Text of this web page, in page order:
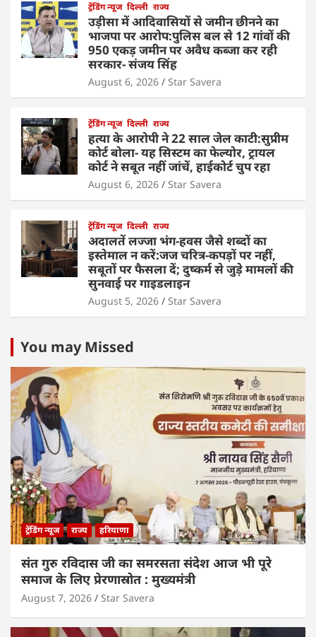
ट्रेंडिंग न्यूज दिल्ली राज्य
उड़ीसा में आदिवासियों से जमीन छीनने का
भाजपा पर आरोप:पुलिस बल से 12 गांवों की
950 एकड़ जमीन पर अवैध कब्जा कर रही
सरकार- संजय सिंह
August 6, 2026 Star Savera
ट्रेंडिंग न्यूज दिल्ली राज्य
हत्या के आरोपी ने 22 साल जेल काटी:सुप्रीम
कोर्ट बोला- यह सिस्टम का फेल्योर, ट्रायल
कोर्ट ने सबूत नहीं जांचें, हाईकोर्ट चुप रहा
August 6, 2026 Star Savera
ट्रेंडिंग न्यूज दिल्ली राज्य
अदालतें लज्जा भंग-हवस जैसे शब्दों का
इस्तेमाल न करें:जज चरित्र-कपड़ों पर नहीं,
सबूतों पर फैसला दें; दुष्कर्म से जुड़े मामलों की
सुनवाई पर गाइडलाइन
August 5, 2026 Star Savera
You may Missed
ट्रेंडिंग न्यूज राज्य हरियाणा
संत गुरु रविदास जी का समरसता संदेश आज भी पूरे
समाज के लिए प्रेरणास्रोत : मुख्यमंत्री
August 7, 2026 Star Savera